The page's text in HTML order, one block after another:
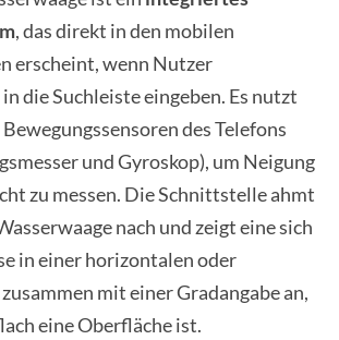
, das direkt in den mobilen
erscheint, wenn Nutzer
die Suchleiste eingeben. Es nutzt
des Telefons
und Gyroskop), um Neigung
zu messen. Die Schnittstelle ahmt
nach und zeigt eine sich
in einer horizontalen oder
mit einer Gradangabe an,
eine Oberfläche ist.